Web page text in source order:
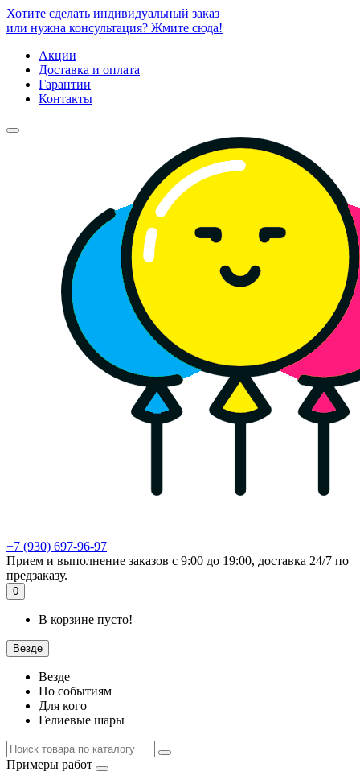
Хотите сделать индивидуальный заказ
или нужна консультация? Жмите сюда!
Акции
Доставка и оплата
Гарантии
Контакты
+7 (930) 697-96-97
Прием и выполнение заказов с 9:00 до 19:00, доставка 24/7 по
предзаказу.
0
В корзине пусто!
Везде
Везде
По событиям
Для кого
Гелиевые шары
Примеры работ